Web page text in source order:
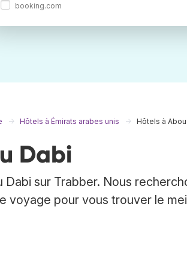
booking.com
Hôtels à Émirats arabes unis Hôtels à
Dabi
Dabi sur Trabber. Nous
voyage pour vous trouver le